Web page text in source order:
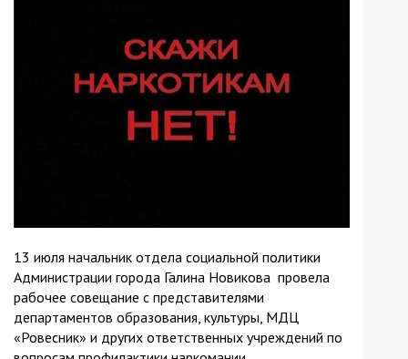
13 июля начальник отдела социальной политики
Администрации города Галина Новикова провела
рабочее совещание с представителями
департаментов образования, культуры, МДЦ
«Ровесник» и других ответственных учреждений по